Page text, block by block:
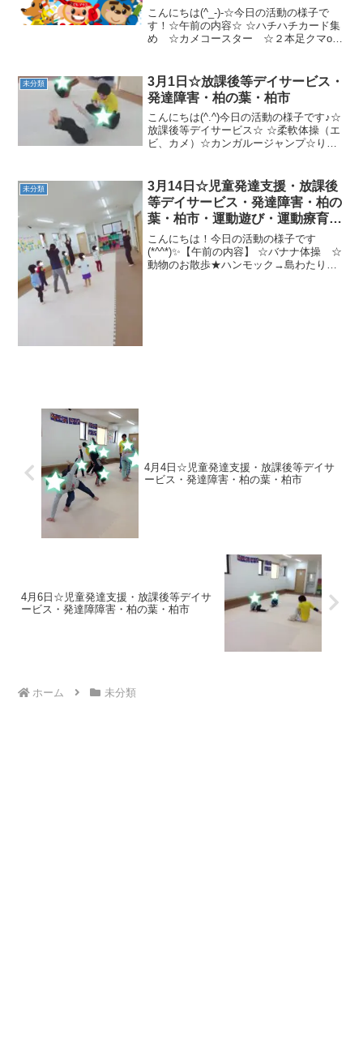
こんにちは(^_-)-☆今日の活動の様子で
す！☆午前の内容☆ ☆ハチハチカード集
め ☆カメコースター ☆２本足クマor
ールバランスボール ☆ボール運び凸凹
１本橋 ☆ハンモ...
未分類
3月1日☆放課後等デイサービス・
発達障害・柏の葉・柏市
こんにちは(^.^)今日の活動の様子です♪☆
放課後等デイサービス☆ ☆柔軟体操（エ
ビ、カメ）☆カンガルージャンプ☆りん
未分類
3月14日☆児童発達支援・放課後
等デイサービス・発達障害・柏の
葉・柏市・運動遊び・運動療育・
プログラム・楽しい療育
こんにちは！今日の活動の様子です
(*^^*)✨【午前の内容】 ☆バナナ体操 ☆
動物のお散歩★ハンモック→島わたり→
4月4日☆児童発達支援・放課後等デイサ
ービス・発達障害・柏の葉・柏市
4月6日☆児童発達支援・放課後等デイサ
ービス・発達障障害・柏の葉・柏市
ホーム 未分類